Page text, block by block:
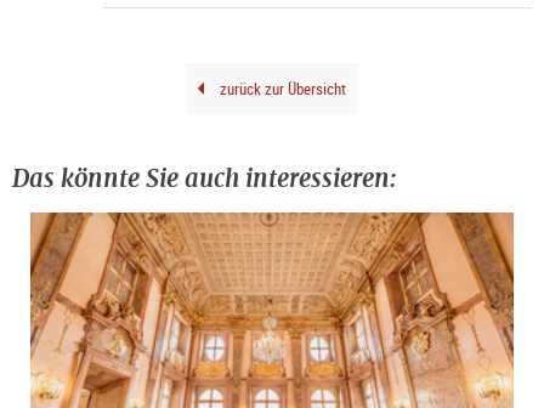
©
zurück zur Übersicht
Das könnte Sie auch interessieren: